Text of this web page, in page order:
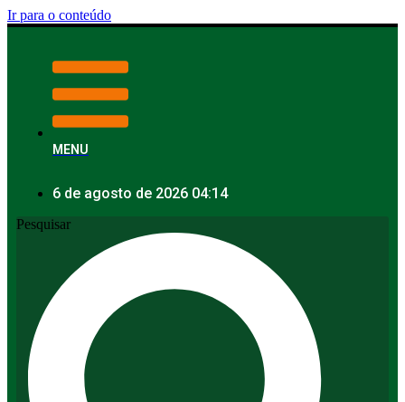
Ir para o conteúdo
MENU
6 de agosto de 2026 04:14
Pesquisar